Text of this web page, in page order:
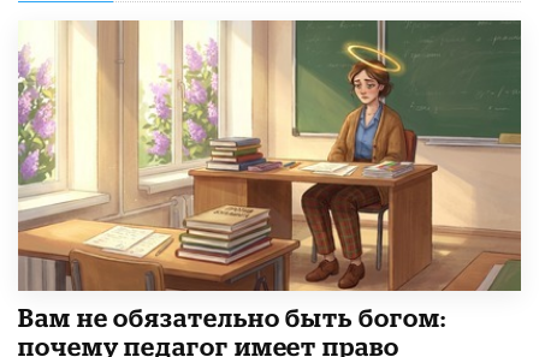
​Вам не обязательно быть богом:
почему педагог имеет право